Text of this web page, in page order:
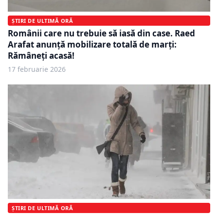
ȘTIRI DE ULTIMĂ ORĂ
Românii care nu trebuie să iasă din case. Raed
Arafat anunță mobilizare totală de marți:
Rămâneți acasă!
17 februarie 2026
ȘTIRI DE ULTIMĂ ORĂ